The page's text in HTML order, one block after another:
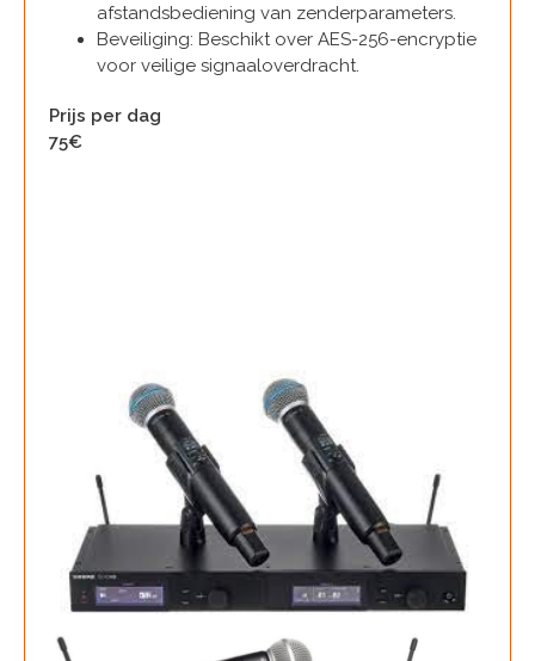
afstandsbediening van zenderparameters.
Beveiliging: Beschikt over AES-256-encryptie
voor veilige signaaloverdracht.
Prijs per dag
75€
Info
Onze Website is nog in aanbouw dus nog